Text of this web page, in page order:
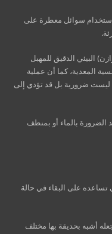
سوائل معطرة على
البيئي الدقيق للمهبل
المعدية، كما أن عملية
ليست ضرورية بل قد تؤدي إلى
الضرورة بالماء أو بمنظف
تساعده على البقاء في حالة
أشبه بحديقة بها مختلف